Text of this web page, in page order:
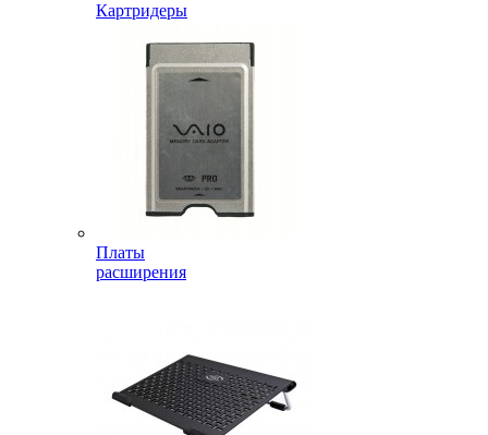
Картридеры
Платы
расширения